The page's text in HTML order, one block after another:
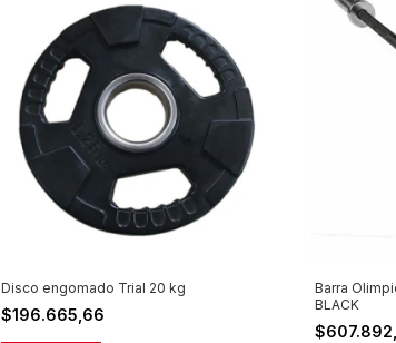
Disco engomado Trial 20 kg
$196.665,66
Barra
BLACK